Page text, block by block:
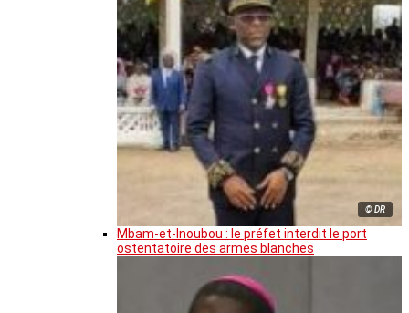
© DR
Mbam-et-Inoubou : le préfet interdit le port
ostentatoire des armes blanches